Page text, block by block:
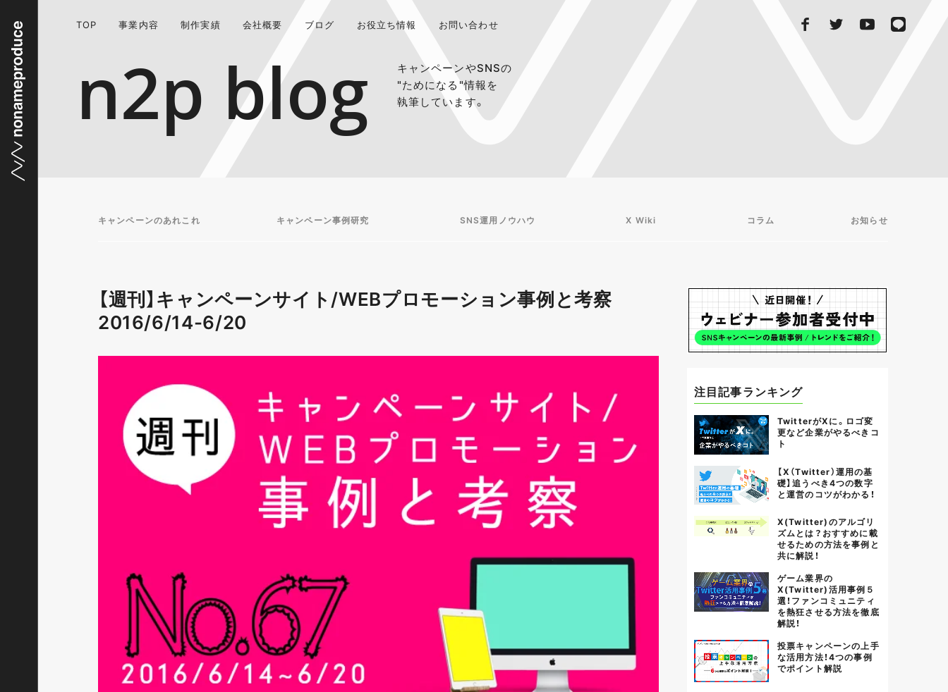
TOP 事業内容 制作実績 会社概要 ブログ お役立ち情報 お問い合わせ
n2p blog
キャンペーンやSNSの
"ためになる"情報を
執筆しています。
キャンペーンのあれこれ キャンペーン事例研究 SNS運用ノウハウ X Wiki コラム お知らせ
【週刊】キャンペーンサイト/WEBプロモーション事例と考察
2016/6/14-6/20
注目記事ランキング
TwitterがXに。ロゴ変
更など企業がやるべきコ
ト
【X（Twitter）運用の基
礎】追うべき4つの数字
と運営のコツがわかる！
X(Twitter)のアルゴリ
ズムとは？おすすめに載
せるための方法を事例と
共に解説！
ゲーム業界の
X(Twitter)活用事例５
選！ファンコミュニティ
を熱狂させる方法を徹底
解説！
投票キャンペーンの上手
な活用方法！4つの事例
でポイント解説